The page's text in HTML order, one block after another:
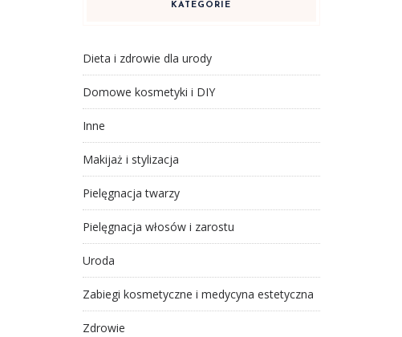
KATEGORIE
Dieta i zdrowie dla urody
Domowe kosmetyki i DIY
Inne
Makijaż i stylizacja
Pielęgnacja twarzy
Pielęgnacja włosów i zarostu
Uroda
Zabiegi kosmetyczne i medycyna estetyczna
Zdrowie